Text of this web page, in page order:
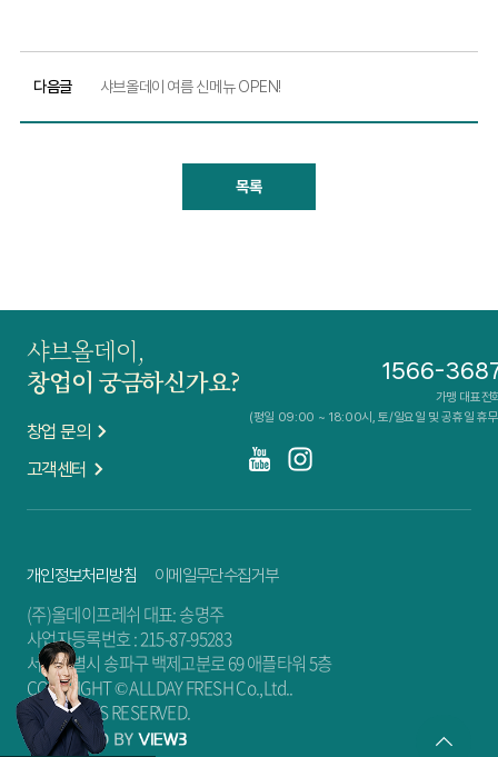
다음글 샤브올데이 여름 신메뉴 OPEN!
목록
샤브올데이,
창업이 궁금하신가요?
창업 문의
고객센터
1566-
가맹 대표전
(평일 09:00 ~ 18:00시, 토/일요일 및 공휴일 휴
개인정보처리방침 이메일무단수집거부
(주)올데이프레쉬 대표: 송명주
사업자등록번호 : 215-87-95283
서울특별시 송파구 백제고분로 69 애플타워 5층
COPYRIGHT © ALLDAY FRESH Co.,Ltd..
ALL RIGHTS RESERVED.